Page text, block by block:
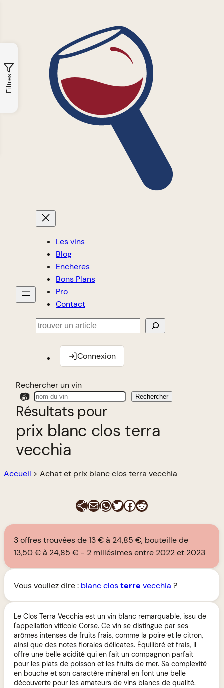
Les vins
Blog
Encheres
Bons Plans
Pro
Contact
Rechercher
Connexion
Rechercher un vin
📷 Rechercher
Résultats pour
prix blanc clos terra
vecchia
Accueil > Achat et prix blanc clos terra vecchia
E-mailWhatsApp
Twitter
Facebook
Reddit
3 offres trouvées de 13 € à 24,85 €, bouteille de
13,50 € à 24,85 €
2 millésimes entre 2022 et 2023
Vous vouliez dire : blanc closterre vecchia ?
Le Clos Terra Vecchia est un vin blanc remarquable, issu de
l'appellation viticole Corse. Ce vin se distingue par ses
arômes intenses de fruits frais, comme la poire et le citron,
ainsi que des notes florales délicates. Équilibré et frais, il
offre une belle acidité qui en fait un compagnon parfait
pour les plats de poisson et les fruits de mer. Sa complexité
en bouche et son caractère minéral en font une belle
découverte pour les amateurs de vins blancs de qualité.
Filtres